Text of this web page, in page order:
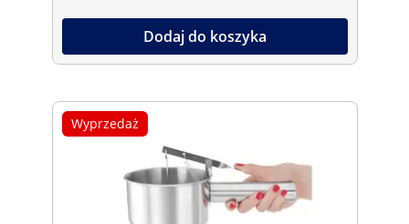
Dodaj do koszyka
Wyprzedaż